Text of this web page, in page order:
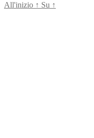
All'inizio ↑ Su ↑